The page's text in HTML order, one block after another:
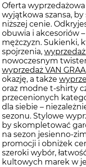
Oferta
wyjątkowa szansa,
niższej cenie.
obuwia i akcesoriów
mężczyzn. Sukienki,
spojrzenia,
nowoczesnym
wyprzedaż VAN
okazję, a także
oraz modne t-shirty
przecenionych
dla siebie –
sezonu. Stylowe
by skompletować
na sezon jesienno-
promocji i obniżek
szeroki wybór,
kultowych marek w